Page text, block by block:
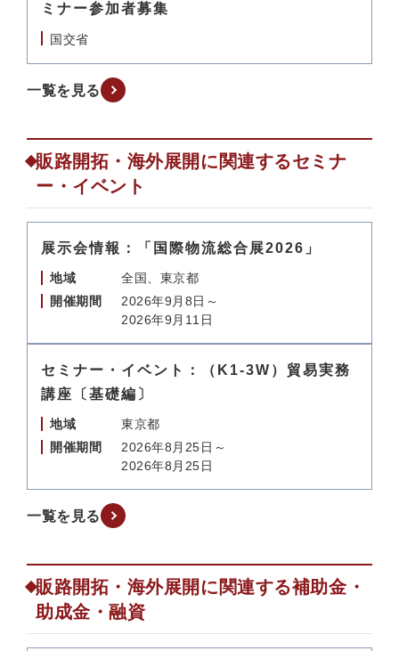
ミナー参加者募集
国交省
一覧を見る
販路開拓・海外展開に関連するセミナ
ー・イベント
展示会情報：「国際物流総合展2026」
地域
全国、東京都
開催期間
2026年9月8日～
2026年9月11日
セミナー・イベント：（K1-3W）貿易実務
講座〔基礎編〕
地域
東京都
開催期間
2026年8月25日～
2026年8月25日
一覧を見る
販路開拓・海外展開に関連する補助金・
助成金・融資